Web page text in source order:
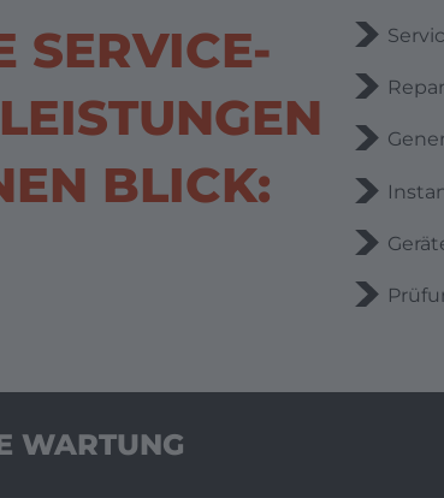
SERVICE-
BLICK:
WARTUNG